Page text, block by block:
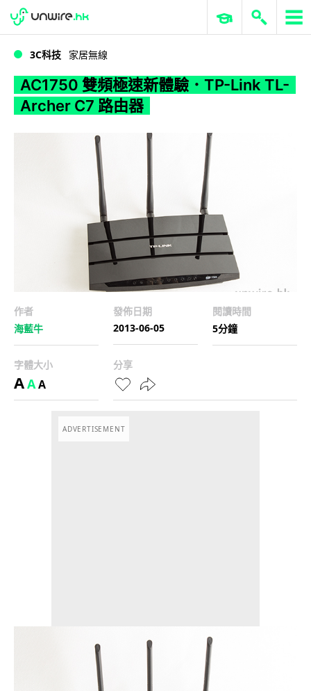
WWDC 2026 ERP 與商業 AI
3C科技 家居無線
AC1750 雙頻極速新體驗．TP-Link TL-
Archer C7 路由器
作者
海藍牛
發佈日期
2013-06-05
閱讀時間
5分鐘
字體大小
AAA
分享
ADVERTISEMENT